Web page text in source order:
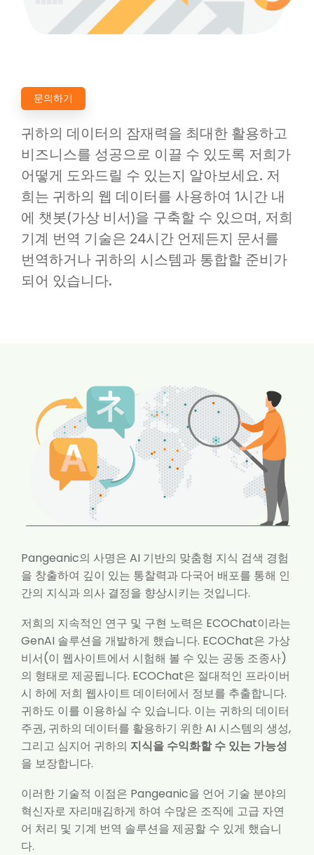
문의하기
귀하의 데이터의 잠재력을 최대한 활용하고
비즈니스를 성공으로 이끌 수 있도록 저희가
어떻게 도와드릴 수 있는지 알아보세요. 저
희는 귀하의 웹 데이터를 사용하여 1시간 내
에 챗봇(가상 비서)을 구축할 수 있으며, 저희
기계 번역 기술은 24시간 언제든지 문서를
번역하거나 귀하의 시스템과 통합할 준비가
되어 있습니다.
Pangeanic의 사명은 AI 기반의 맞춤형 지식 검색 경험
을 창출하여 깊이 있는 통찰력과 다국어 배포를 통해 인
간의 지식과 의사 결정을 향상시키는 것입니다.
저희의 지속적인 연구 및 구현 노력은 ECOChat이라는
GenAI 솔루션을 개발하게 했습니다. ECOChat은 가상
비서(이 웹사이트에서 시험해 볼 수 있는 공동 조종사)
의 형태로 제공됩니다. ECOChat은 절대적인 프라이버
시 하에 저희 웹사이트 데이터에서 정보를 추출합니다.
귀하도 이를 이용하실 수 있습니다. 이는 귀하의 데이터
주권, 귀하의 데이터를 활용하기 위한 AI 시스템의 생성,
그리고 심지어 귀하의 지식을 수익화할 수 있는 가능성
을 보장합니다.
이러한 기술적 이점은 Pangeanic을 언어 기술 분야의
혁신자로 자리매김하게 하여 수많은 조직에 고급 자연
어 처리 및 기계 번역 솔루션을 제공할 수 있게 했습니
다.